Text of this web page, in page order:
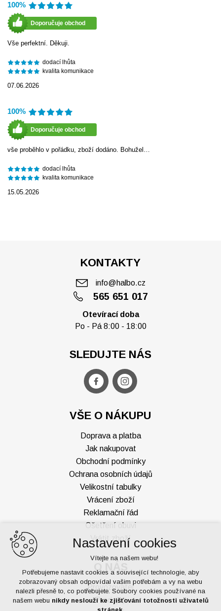
100%
Doporučuje obchod
Vše perfektní. Děkuji.
dodací lhůta
kvalita komunikace
07.06.2026
100%
Doporučuje obchod
vše proběhlo v pořádku, zboží dodáno. Bohužel…
dodací lhůta
kvalita komunikace
15.05.2026
KONTAKTY
565 651 017
info@halbo.cz
Otevírací doba
Po - Pá 8:00 - 18:00
O NÁS
Provozovatel
Prodejny
VŠE O NÁKUPU
Doprava a platba
Jak nakupovat
Obchodní podmínky
Ochrana osobních údajů
Velikostní tabulky
Vrácení zboží
Reklamační řád
Ošetření obuvi
Vrátit zboží
SLEDUJTE NÁS
Nastavení cookies
Vítejte na našem webu!
Potřebujeme nastavit cookies a související technologie, aby
zobrazovaný obsah odpovídal vašim potřebám a vy na webu
nalezli přesně to, co potřebujete. Soubory cookies používané na
našem webu nikdy neslouží ke zjišťování totožnosti uživatelů